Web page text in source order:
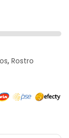
, Rostro